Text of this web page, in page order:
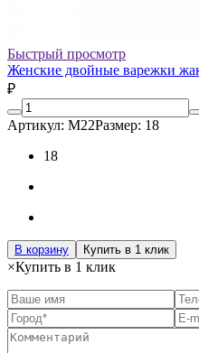
Быстрый просмотр
Женские двойные варежки
₽
Артикул: М22Размер: 18
18
В корзину Купить в 1 клик
×Купить в 1 клик